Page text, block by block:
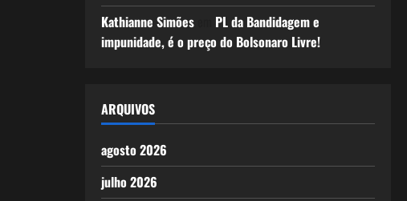
Kathianne Simõesem PL da Bandidagem e
impunidade, é o preço do Bolsonaro Livre!
ARQUIVOS
agosto 2026
julho 2026